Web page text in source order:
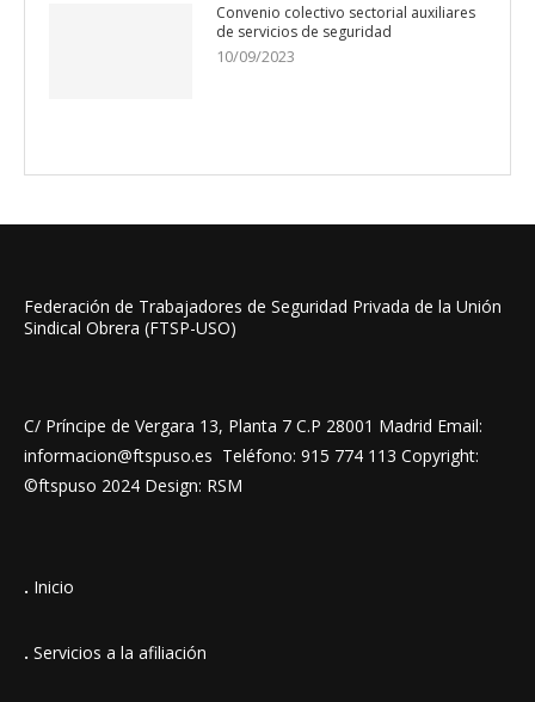
Convenio colectivo sectorial auxiliares
de servicios de seguridad
10/09/2023
Federación de Trabajadores de Seguridad Privada de la Unión
Sindical Obrera (FTSP-USO)
C/ Príncipe de Vergara 13, Planta 7 C.P 28001 Madrid Email:
informacion@ftspuso.es Teléfono: 915 774 113 Copyright:
©ftspuso 2024 Design: RSM
. Inicio
. Servicios a la afiliación